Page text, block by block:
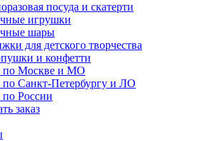
посуда и скатерти
игрушки
шары
для детского творчества
и конфетти
по Москве и МО
по Санкт-Петербургу и ЛО
по России
заказ